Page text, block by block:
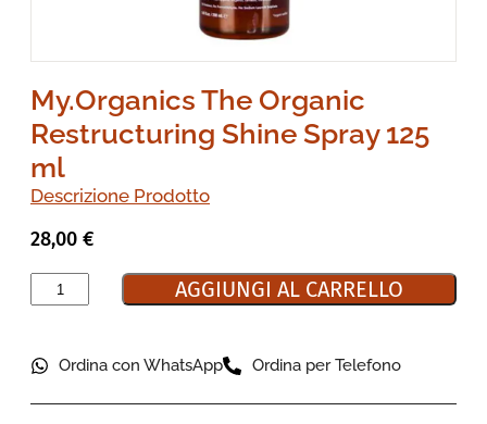
My.Organics The Organic
Restructuring Shine Spray 125
ml
Descrizione Prodotto
28,00 €
AGGIUNGI AL CARRELLO
Ordina con WhatsApp Ordina per Telefono